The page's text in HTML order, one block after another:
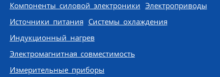
Компоненты силовой электроники Электроприводы
Источники питания Системы охлаждения
Индукционный нагрев
Электромагнитная совместимость
Измерительные приборы